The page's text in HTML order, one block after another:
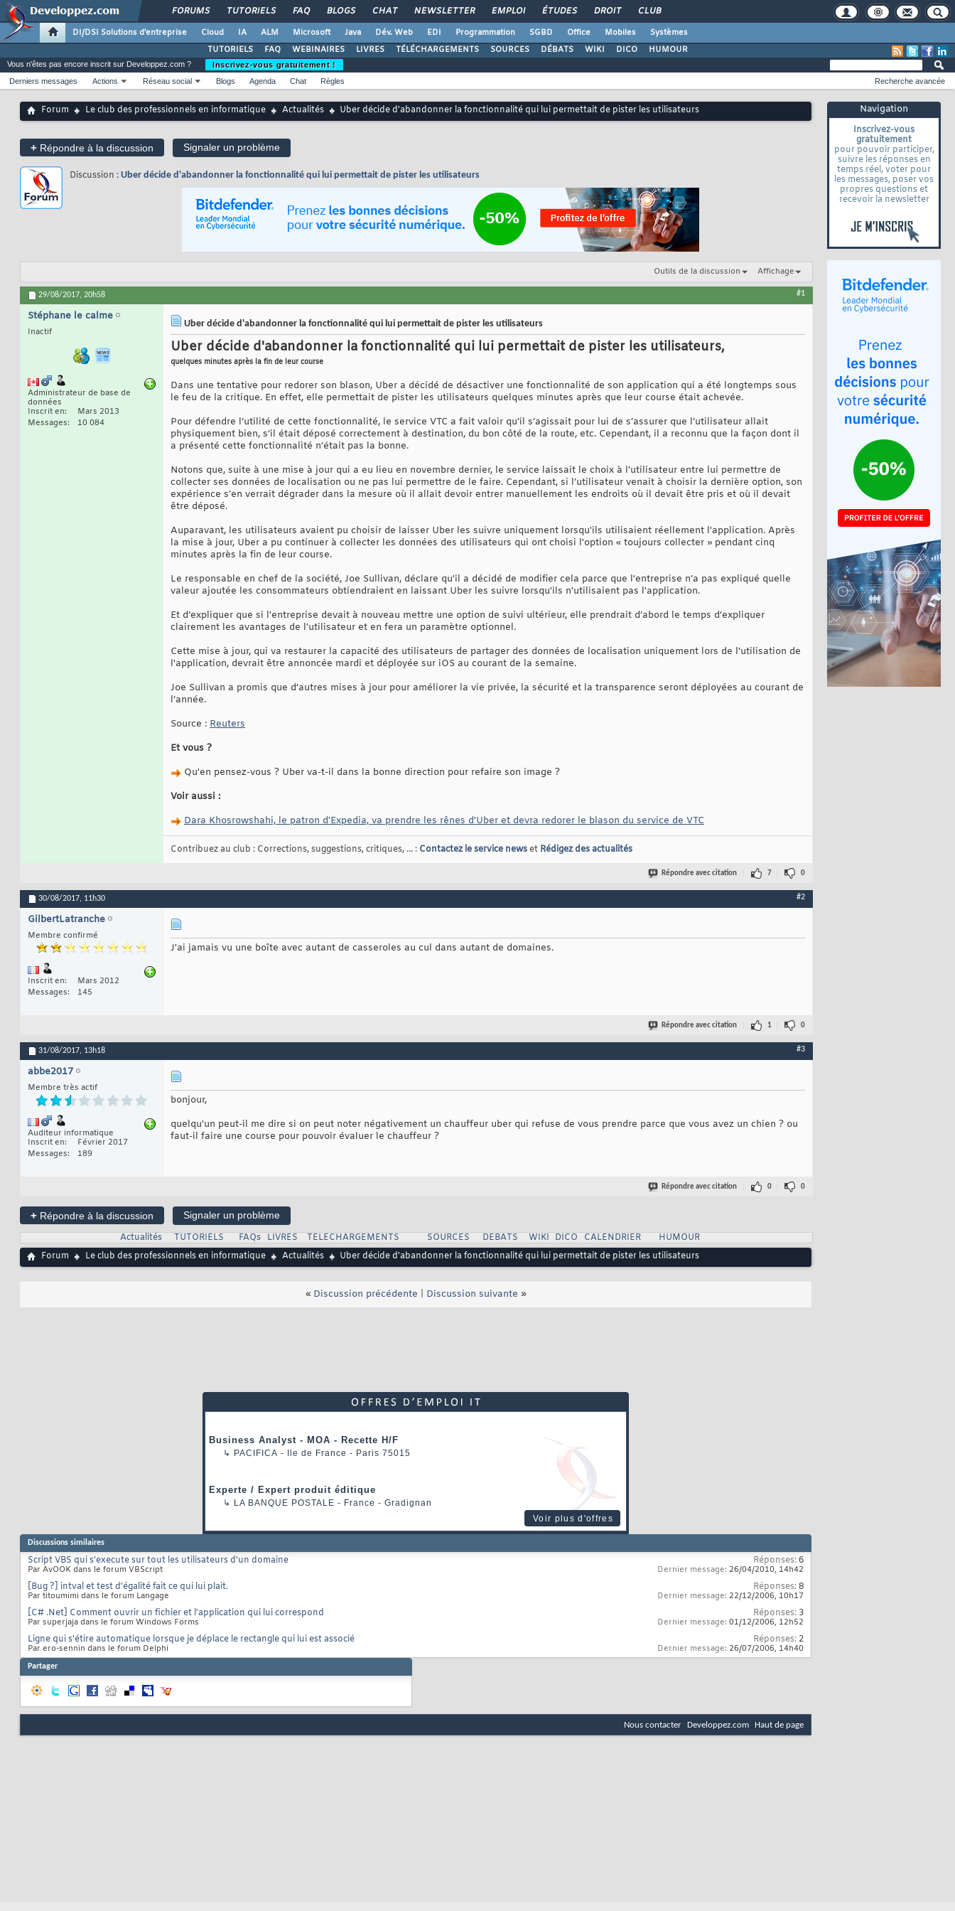
FORUMS TUTORIELS FAQ BLOGS CHAT NEWSLETTER EMPLOI ÉTUDES DROIT CLUB
DI/DSI Solutions d'entreprise Cloud IA ALM Microsoft Java Dév. Web EDI Programmation SGBD Office Mobiles
Systèmes
TUTORIELS
FAQ WEBINAIRES LIVRES TÉLÉCHARGEMENTS SOURCES DÉBATS WIKI DICO HUMOUR
Navigation
Inscrivez-vous
gratuitement
pour pouvoir participer,
suivre les réponses en
temps réel, voter pour
les messages, poser vos
propres questions et
recevoir la newsletter
Vous n'êtes pas encore inscrit sur Developpez.com ?
Inscrivez-vous gratuitement !
Derniers messages
Actions Réseau social Blogs Agenda Chat Règles Recherche avancée
Forum Le club des professionnels en informatique Actualités Uber décide d'abandonner la fonctionnalité qui lui permettait de pister les utilisateurs
+ Répondre à la discussion Signaler un problème
Discussion : Uber décide d'abandonner la fonctionnalité qui lui permettait de pister les utilisateurs
Outils de la discussion Affichage
29/08/2017, 20h58 #1
Stéphane le calme
Inactif
Administrateur de base de
données
Inscrit en
Mars 2013
Messages
10 084
Uber décide d'abandonner la fonctionnalité qui lui permettait de pister les utilisateurs
Uber décide d'abandonner la fonctionnalité qui lui permettait de pister les utilisateurs,
quelques minutes après la fin de leur course
Dans une tentative pour redorer son blason, Uber a décidé de désactiver une fonctionnalité de son application qui a été longtemps sous
le feu de la critique. En effet, elle permettait de pister les utilisateurs quelques minutes après que leur course était achevée.
Pour défendre l’utilité de cette fonctionnalité, le service VTC a fait valoir qu’il s’agissait pour lui de s’assurer que l’utilisateur allait
physiquement bien, s’il était déposé correctement à destination, du bon côté de la route, etc. Cependant, il a reconnu que la façon dont il
a présenté cette fonctionnalité n’était pas la bonne.
Notons que, suite à une mise à jour qui a eu lieu en novembre dernier, le service laissait le choix à l’utilisateur entre lui permettre de
collecter ses données de localisation ou ne pas lui permettre de le faire. Cependant, si l’utilisateur venait à choisir la dernière option, son
expérience s’en verrait dégrader dans la mesure où il allait devoir entrer manuellement les endroits où il devait être pris et où il devait
être déposé.
Auparavant, les utilisateurs avaient pu choisir de laisser Uber les suivre uniquement lorsqu'ils utilisaient réellement l'application. Après
la mise à jour, Uber a pu continuer à collecter les données des utilisateurs qui ont choisi l'option « toujours collecter » pendant cinq
minutes après la fin de leur course.
Le responsable en chef de la société, Joe Sullivan, déclare qu'il a décidé de modifier cela parce que l’entreprise n’a pas expliqué quelle
valeur ajoutée les consommateurs obtiendraient en laissant Uber les suivre lorsqu'ils n'utilisaient pas l'application.
Et d’expliquer que si l'entreprise devait à nouveau mettre une option de suivi ultérieur, elle prendrait d’abord le temps d’expliquer
clairement les avantages de l'utilisateur et en fera un paramètre optionnel.
Cette mise à jour, qui va restaurer la capacité des utilisateurs de partager des données de localisation uniquement lors de l'utilisation de
l'application, devrait être annoncée mardi et déployée sur iOS au courant de la semaine.
Joe Sullivan a promis que d’autres mises à jour pour améliorer la vie privée, la sécurité et la transparence seront déployées au courant de
l’année.
Source : Reuters
Et vous ?
Qu'en pensez-vous ? Uber va-t-il dans la bonne direction pour refaire son image ?
Voir aussi :
Dara Khosrowshahi, le patron d'Expedia, va prendre les rênes d'Uber et devra redorer le blason du service de VTC
Contribuez au club : Corrections, suggestions, critiques, ... : Contactez le service newset Rédigez des actualités
Répondre avec citation 7 0
30/08/2017, 11h30 #2
GilbertLatranche
Membre confirmé
Inscrit en
Mars 2012
Messages
145
J'ai jamais vu une boîte avec autant de casseroles au cul dans autant de domaines.
Répondre avec citation 1 0
31/08/2017, 13h18 #3
abbe2017
Membre très actif
Auditeur informatique
Inscrit en
Février 2017
Messages
189
bonjour,
quelqu'un peut-il me dire si on peut noter négativement un chauffeur uber qui refuse de vous prendre parce que vous avez un chien ? ou
faut-il faire une course pour pouvoir évaluer le chauffeur ?
Répondre avec citation 0 0
+ Répondre à la discussion
Signaler un problème
Actualités
TUTORIELS FAQs LIVRES TELECHARGEMENTS SOURCES DEBATS WIKI DICO CALENDRIER
HUMOUR
Forum
Le club des professionnels en informatique Actualités Uber décide d'abandonner la fonctionnalité qui lui permettait de pister les utilisateurs
« Discussion précédente Discussion suivante »
Business Analyst - MOA - Recette H/F
↳ PACIFICA - Ile de France - Paris 75015
Experte / Expert produit éditique
↳ LA BANQUE POSTALE - France - Gradignan
Voir plus d'offres
Discussions similaires
Script VBS qui s'execute sur tout les utilisateurs d'un domaine
Par AvOOK dans le forum VBScript
Réponses:6
Dernier message: 26/04/2010, 14h42
[Bug ?] intval et test d'égalité fait ce qui lui plait.
Par titoumimi dans le forum Langage
Réponses:8
Dernier message: 22/12/2006, 10h17
[C# .Net] Comment ouvrir un fichier et l'application qui lui correspond
Par superjaja dans le forum Windows Forms
Réponses: 3
Dernier message: 01/12/2006, 12h52
Ligne qui s'étire automatique lorsque je déplace le rectangle qui lui est associé
Par ero-sennin dans le forum Delphi
Réponses: 2
Dernier message: 26/07/2006, 14h40
Partager
Nous contacter Developpez.com Haut de page